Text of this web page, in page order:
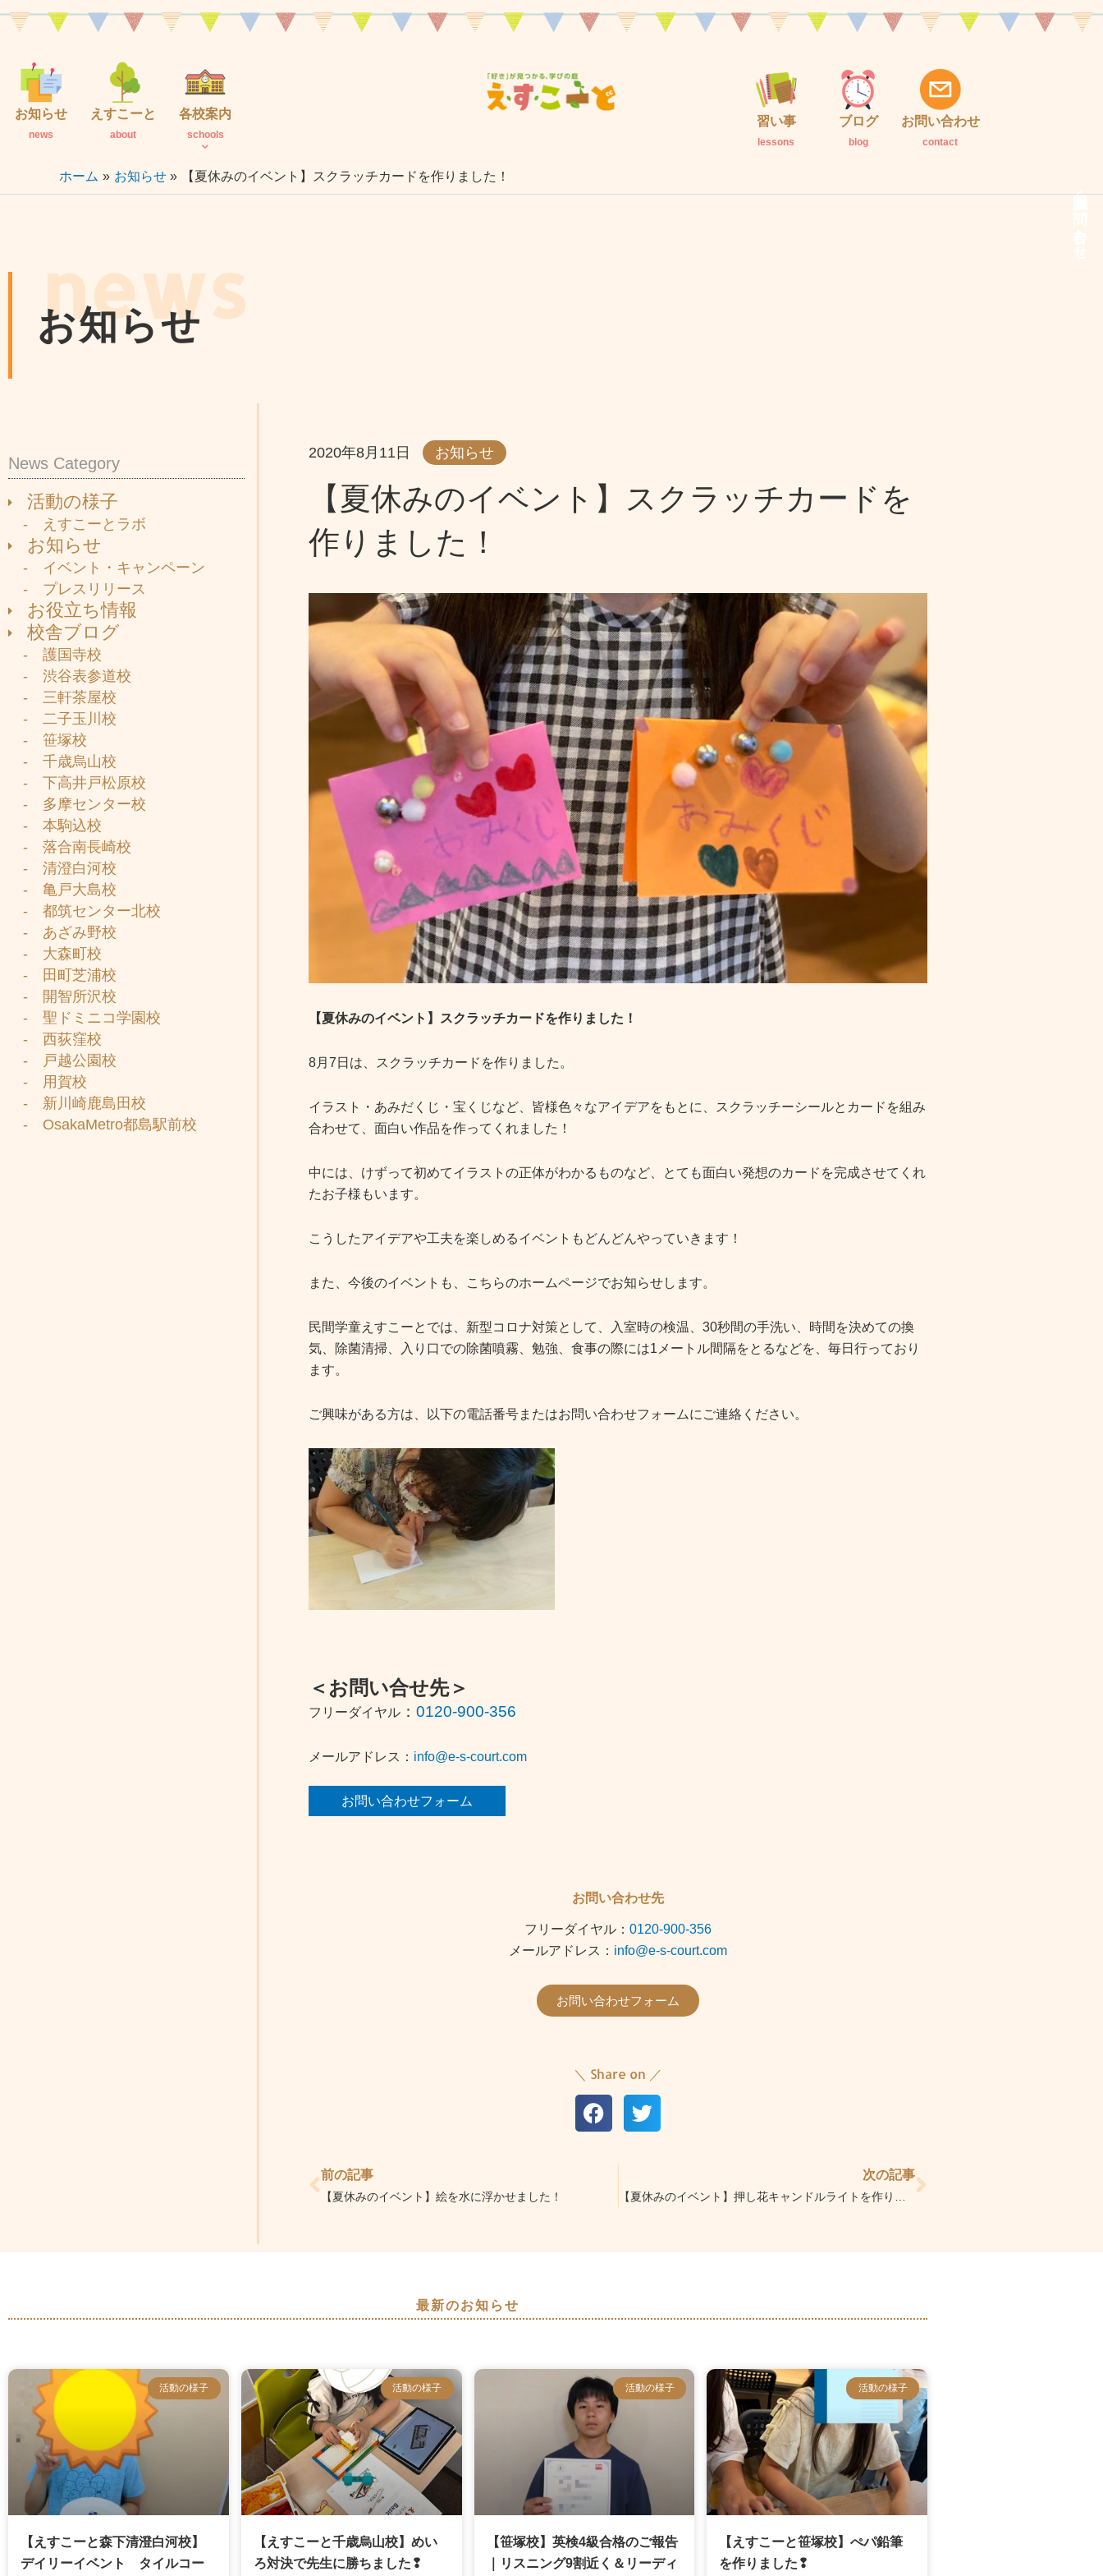
内
お知らせ
news
えすこーと
about
各校案内
schools
習い事
lessons
ブログ
blog
お問い合わせ
contact
説明会・お問い合わせ
ホーム お知らせ 【夏休みのイベント】スクラッチカードを作りました！
news
お知らせ
News Category
活動の様子
- えすこーとラボ
お知らせ
- イベント・キャンペーン
- プレスリリース
お役立ち情報
校舎ブログ
- 護国寺校
- 渋谷表参道校
- 三軒茶屋校
- 二子玉川校
- 笹塚校
- 千歳烏山校
- 下高井戸松原校
- 多摩センター校
- 本駒込校
- 落合南長崎校
- 清澄白河校
- 亀戸大島校
- 都筑センター北校
- あざみ野校
- 大森町校
- 田町芝浦校
- 開智所沢校
- 聖ドミニコ学園校
- 西荻窪校
- 戸越公園校
- 用賀校
- 新川崎鹿島田校
- OsakaMetro都島駅前校
2020年8月11日 お知らせ
【夏休みのイベント】スクラッチカードを
作りました！
【夏休みのイベント】スクラッチカードを作りました！
8月7日は、スクラッチカードを作りました。
イラスト・あみだくじ・宝くじなど、皆様色々なアイデアをもとに、スクラッチーシールとカードを組み
合わせて、面白い作品を作ってくれました！
中には、けずって初めてイラストの正体がわかるものなど、とても面白い発想のカードを完成させてくれ
たお子様もいます。
こうしたアイデアや工夫を楽しめるイベントもどんどんやっていきます！
また、今後のイベントも、こちらのホームページでお知らせします。
民間学童えすこーとでは、新型コロナ対策として、入室時の検温、30秒間の手洗い、時間を決めての換
気、除菌清掃、入り口での除菌噴霧、勉強、食事の際には1メートル間隔をとるなどを、毎日行っており
ます。
ご興味がある方は、以下の電話番号またはお問い合わせフォームにご連絡ください。
＜お問い合せ先＞
フリーダイヤル ： 0120-900-356
メールアドレス： info@e-s-court.com
お問い合わせフォーム
お問い合わせ先
フリーダイヤル： 0120-900-356
メールアドレス： info@e-s-court.com
お問い合わせフォーム
＼ Share on ／
前の記事
【夏休みのイベント】絵を水に浮かせました！
次の記事
最新のお知らせ
活動の様子
【えすこーと森下清澄白河校】
デイリーイベント タイルコー
活動の様子
【えすこーと千歳烏山校】めい
ろ対決で先生に勝ちました❢
活動の様子
【笹塚校】英検4級合格のご報告
｜リスニング9割近く＆リーディ
活動の様子
【えすこーと笹塚校】ぺパ鉛筆
を作りました❢